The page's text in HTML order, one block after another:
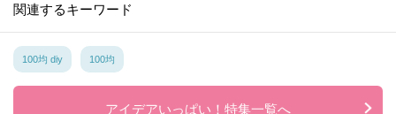
関連するキーワード
100均 diy 100均
アイデアいっぱい！特集一覧へ